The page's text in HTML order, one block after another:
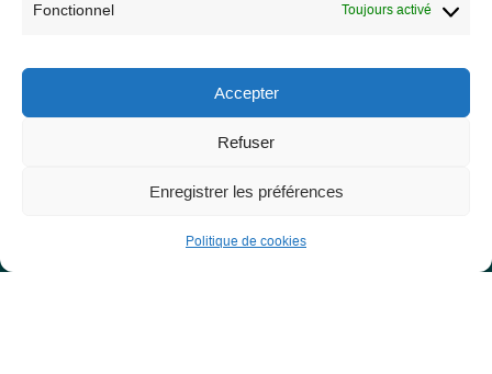
Fonctionnel Toujours activé
Accepter
Refuser
Enregistrer les préférences
Politique de cookies
Les Libres Géographes